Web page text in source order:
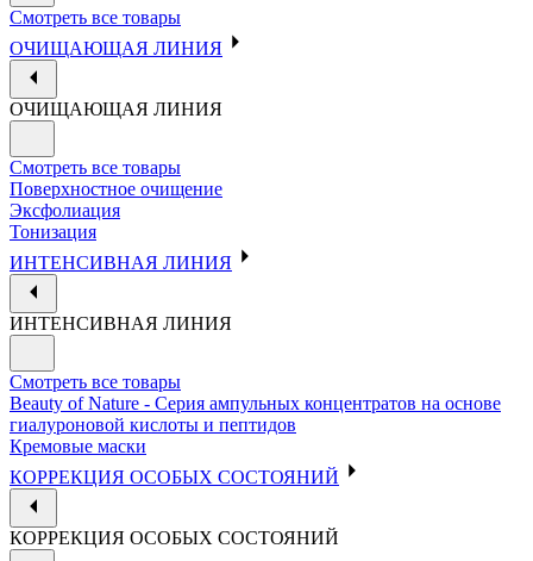
Смотреть все товары
ОЧИЩАЮЩАЯ ЛИНИЯ
ОЧИЩАЮЩАЯ ЛИНИЯ
Смотреть все товары
Поверхностное очищение
Эксфолиация
Тонизация
ИНТЕНСИВНАЯ ЛИНИЯ
ИНТЕНСИВНАЯ ЛИНИЯ
Смотреть все товары
Beauty of Nature - Серия ампульных концентратов на основе
гиалуроновой кислоты и пептидов
Кремовые маски
КОРРЕКЦИЯ ОСОБЫХ СОСТОЯНИЙ
КОРРЕКЦИЯ ОСОБЫХ СОСТОЯНИЙ